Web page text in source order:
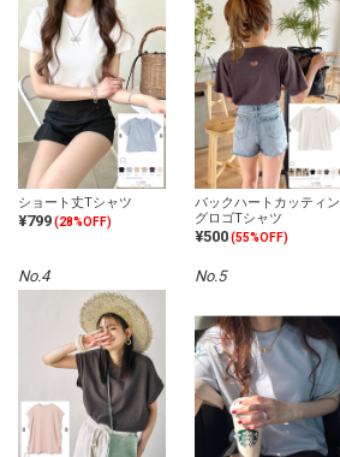
ショート丈Tシャツ
¥799(28%OFF)
バックハートカッティン
グロゴTシャツ
¥500 (55%OFF)
No.4 No.5